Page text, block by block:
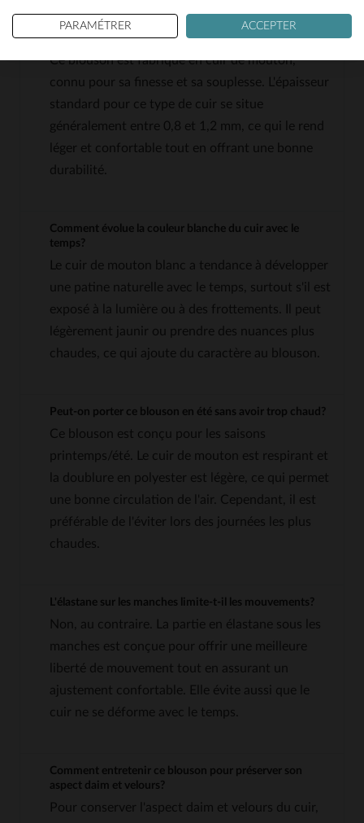
Quel est l'épaisseur du cuir de mouton utilisé pour ce
blouson?
Ce blouson est fabriqué en cuir de mouton,
connu pour sa finesse et sa souplesse. L'épaisseur
standard pour ce type de cuir se situe
généralement entre 0,8 et 1,2 mm, ce qui le rend
léger et confortable tout en offrant une bonne
durabilité.
Comment évolue la couleur blanche du cuir avec le
temps?
Le cuir de mouton blanc a tendance à développer
une patine naturelle avec le temps, surtout s'il est
exposé à la lumière ou à des frottements. Il peut
légèrement jaunir ou prendre des nuances plus
chaudes, ce qui ajoute du caractère au blouson.
Peut-on porter ce blouson en été sans avoir trop chaud?
Ce blouson est conçu pour les saisons
printemps/été. Le cuir de mouton est respirant et
la doublure en polyester est légère, ce qui permet
une bonne circulation de l'air. Cependant, il est
préférable de l'éviter lors des journées les plus
chaudes.
L'élastane sur les manches limite-t-il les mouvements?
Non, au contraire. La partie en élastane sous les
manches est conçue pour offrir une meilleure
liberté de mouvement tout en assurant un
ajustement confortable. Elle évite aussi que le
cuir ne se déforme avec le temps.
Comment entretenir ce blouson pour préserver son
aspect daim et velours?
Pour conserver l'aspect daim et velours du cuir,
PARAMÉTRER ACCEPTER